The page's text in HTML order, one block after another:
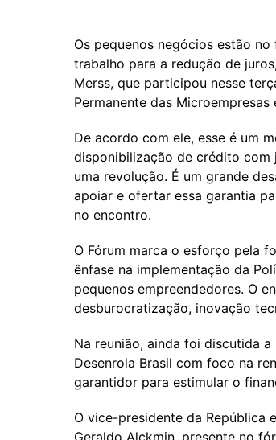
Os pequenos negócios estão
trabalho para a redução de
Merss, que participou nesse
Permanente das Microempresas
De acordo com ele, esse é um
disponibilização de crédito com
uma revolução. É um grande
apoiar e ofertar essa garantia
no encontro.
O Fórum marca o esforço pela
ênfase na implementação da
pequenos empreendedores. O
desburocratização, inovação
Na reunião, ainda foi discutida
Desenrola Brasil com foco na
garantidor para estimular o
O vice-presidente da República
Geraldo Alckmin, presente no